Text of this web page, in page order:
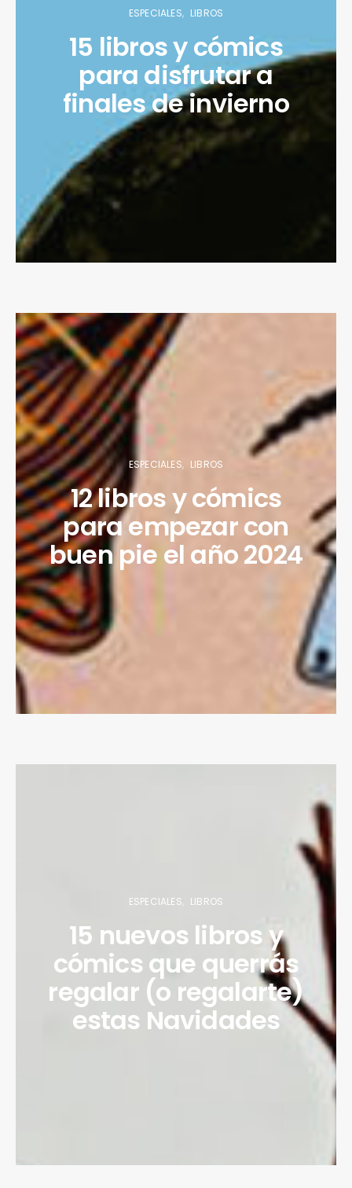
ESPECIALES LIBROS
15 libros y cómics
para disfrutar a
finales de invierno
ESPECIALES LIBROS
12 libros y cómics
para empezar con
buen pie el año 2024
ESPECIALES LIBROS
15 nuevos libros y
cómics que querrás
regalar (o regalarte)
estas Navidades